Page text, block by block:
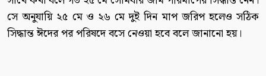
সে অনুযায়ি ২৫ মে ও ২৬ মে দুই দিন মাপ জরিপ হলেও সঠিক
সিদ্ধান্ত ঈদের পর পরিষদে বসে নেওয়া হবে বলে জানানো হয়।